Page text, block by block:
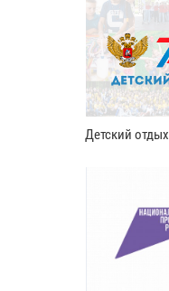
Детский отдых